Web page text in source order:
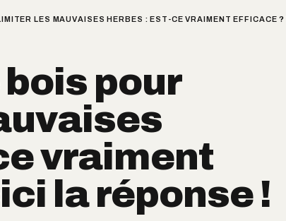
LES MAUVAISES HERBES : EST-CE VRAIMENT EFFICACE
pour
vraiment
la réponse !